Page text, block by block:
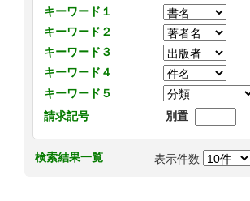
キーワード１
キーワード２
キーワード３
キーワード４
キーワード５
請求記号
別置
検索結果一覧 表示件数